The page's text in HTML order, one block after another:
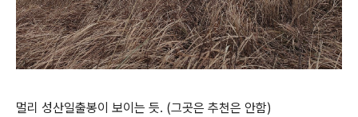
멀리 성산일출봉이 보이는 듯. (그곳은 추천은 안함)